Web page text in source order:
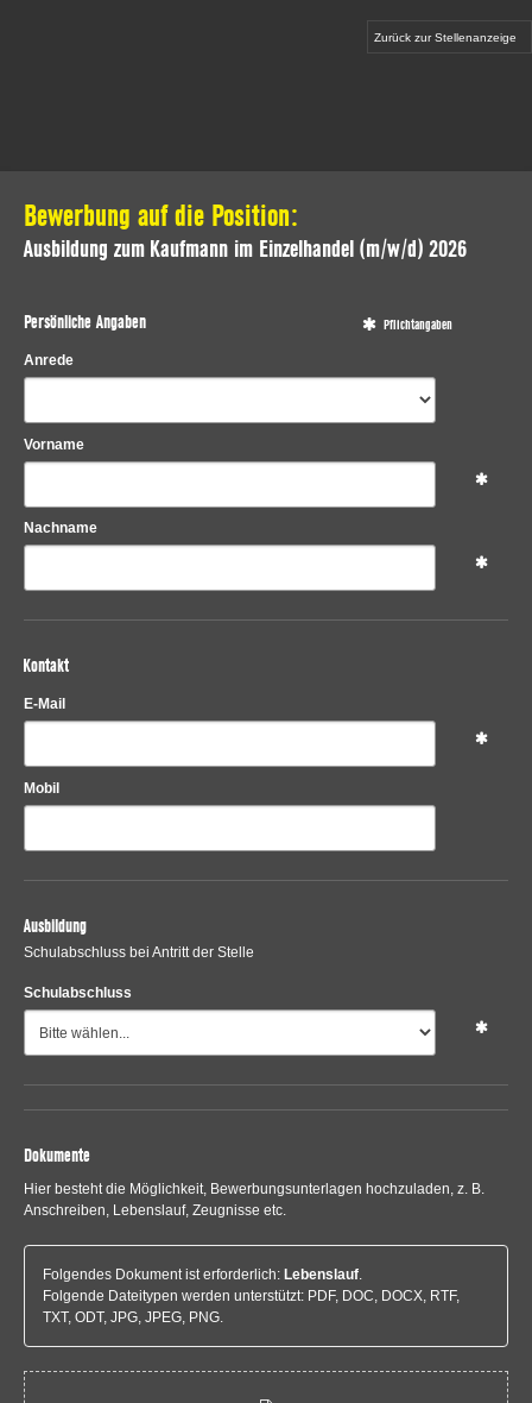
Zurück zur Stellenanzeige
Bewerbung auf die Position:
Ausbildung zum Kaufmann im Einzelhandel (m/w/d) 2026
Persönliche Angaben Pflichtangaben
Anrede
Vorname
Nachname
Kontakt
E-Mail
Mobil
Ausbildung
Schulabschluss bei Antritt der Stelle
Schulabschluss
Dokumente
Hier besteht die Möglichkeit, Bewerbungsunterlagen hochzuladen, z. B.
Anschreiben, Lebenslauf, Zeugnisse etc.
Folgendes Dokument ist erforderlich: Lebenslauf.
Folgende Dateitypen werden unterstützt: PDF, DOC, DOCX, RTF,
TXT, ODT, JPG, JPEG, PNG.